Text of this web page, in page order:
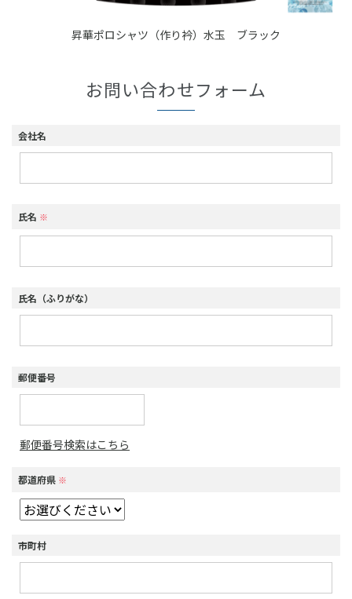
昇華ポロシャツ（作り衿）水玉 ブラック
お問い合わせフォーム
会社名
氏名 ※
氏名（ふりがな）
郵便番号
郵便番号検索はこちら
都道府県 ※
市町村